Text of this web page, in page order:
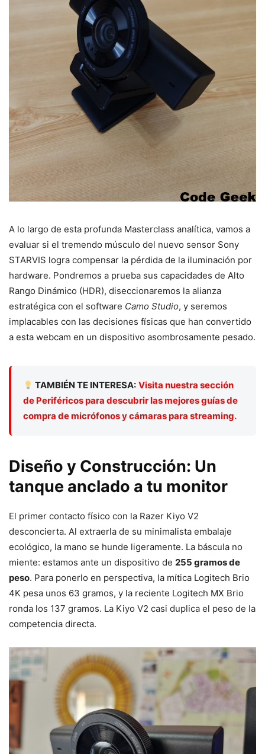
A lo largo de esta profunda Masterclass analítica, vamos a
evaluar si el tremendo músculo del nuevo sensor Sony
STARVIS logra compensar la pérdida de la iluminación por
hardware. Pondremos a prueba sus capacidades de Alto
Rango Dinámico (HDR), diseccionaremos la alianza
estratégica con el software Camo Studio, y seremos
implacables con las decisiones físicas que han convertido
a esta webcam en un dispositivo asombrosamente pesado.
TAMBIÉN TE INTERESA: Visita nuestra sección
de Periféricos para descubrir las mejores guías de
compra de micrófonos y cámaras para streaming.
Diseño y Construcción: Un
tanque anclado a tu monitor
El primer contacto físico con la Razer Kiyo V2
desconcierta. Al extraerla de su minimalista embalaje
ecológico, la mano se hunde ligeramente. La báscula no
miente: estamos ante un dispositivo de 255 gramos de
peso. Para ponerlo en perspectiva, la mítica Logitech Brio
4K pesa unos 63 gramos, y la reciente Logitech MX Brio
ronda los 137 gramos. La Kiyo V2 casi duplica el peso de la
competencia directa.